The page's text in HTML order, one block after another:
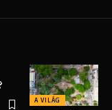
A VILÁG